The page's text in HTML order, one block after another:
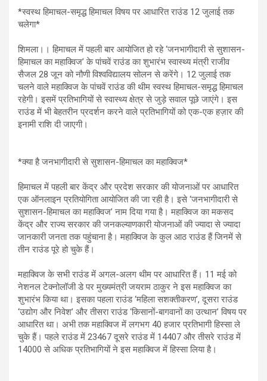
*स्वस्थ हिमाचल-समृद्ध हिमाचल विषय पर आधारित राउंड 12 जुलाई तक
चलेगा*
शिमला।। हिमाचल में पहली बार आयोजित हो रहे ‘जनभागीदारी से सुशासन-
हिमाचल का महाक्विज’ के पांचवें राउंड का शुभारंभ स्वास्थ्य मंत्री राजीव
सैजल 28 जून को नौणी विश्वविद्यालय सोलन से करेंगे। 12 जुलाई तक
चलने वाले महाक्विज के पांचवें राउंड की थीम स्वस्थ हिमाचल-समृद्ध हिमाचल
रहेगी। इसमें प्रतिभागियों से स्वास्थ्य क्षेत्र से जुड़े सवाल पूछे जाएंगे। इस
राउंड में भी बेहतरीन प्रदर्शन करने वाले प्रतिभागियों को एक-एक हज़ार की
इनामी राशि दी जाएगी।
*क्या है जनभागीदारी से सुशासन-हिमाचल का महाक्विज*
हिमाचल में पहली बार केंद्र और प्रदेश सरकार की योजनाओं पर आधारित
एक ऑनलाइन प्रतियोगिता आयोजित की जा रही है। इसे ‘जनभागीदारी से
सुशासन-हिमाचल का महाक्विज’ नाम दिया गया है। महाक्विज का मकसद
केंद्र और राज्य सरकार की जनकल्याणकारी योजनाओं की ज्यादा से ज्यादा
जानकारी जनता तक पहुंचाना है। महाक्विज के कुल आठ राउंड हैं जिनमें से
तीन राउंड पूरे हो चुके हैं।
महाक्विज के सभी राउंड में अगल-अलग थीम पर आधारित हैं। 11 मई को
नेशनल टेक्नोलॉजी डे पर मुख्यमंत्री जयराम ठाकुर ने इस महाक्विज का
शुभारंभ किया था। इसका पहला राउंड ‘महिला सशक्तीकरण’, दूसरा राउंड
‘उद्योग और निवेश’ और तीसरा राउंड ‘किसानों-बागवानों का उत्थान’ विषय पर
आधारित था। अभी तक महाक्विज में लगभग 40 हजार प्रतिभागी हिस्सा ले
चुके हैं। पहले राउंड में 23467 दूसरे राउंड में 14407 और तीसरे राउंड में
14000 से अधिक प्रतिभागियों ने इस महाक्विज में हिस्सा लिया है।